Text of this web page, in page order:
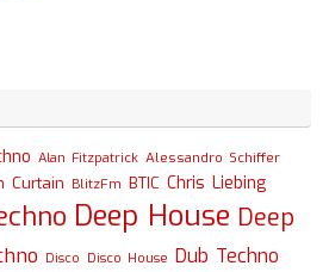
Alan Fitzpatrick Alessandro Schiffer
Curtain BlitzFm BTIC Chris Liebing
Deep House Deep
Disco Disco House Dub Techno